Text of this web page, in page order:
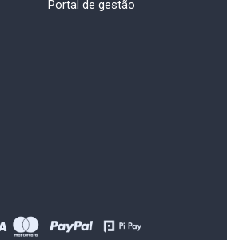
Portal de gestão